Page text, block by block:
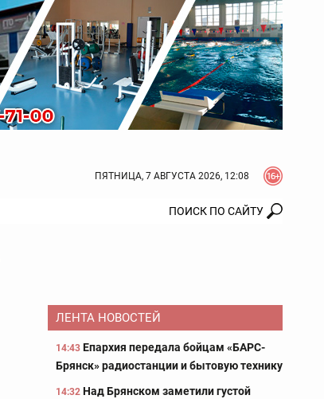
ПЯТНИЦА, 7 АВГУСТА 2026, 12:08
ЛЕНТА НОВОСТЕЙ
14:43 Епархия передала бойцам «БАРС-
Брянск» радиостанции и бытовую технику
14:32 Над Брянском заметили густой